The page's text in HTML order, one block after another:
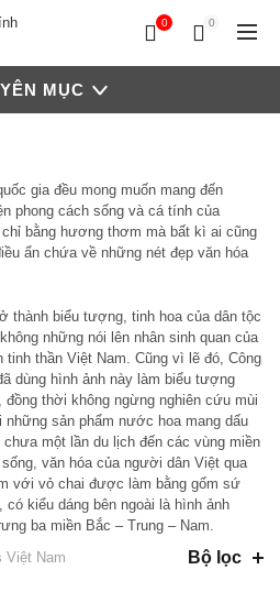
0 0
MỤC
gia đều mong muốn mang đến
phong cách sống và cá tính của
bằng hương thơm mà bất kì ai cũng
ẩn chứa về những nét đẹp văn hóa
thành biểu tượng, tinh hoa của dân tộc
những nói lên nhân sinh quan của
thần Việt Nam. Cũng vì lẽ đó, Công
dùng hình ảnh này làm biểu tượng
thời không ngừng nghiên cứu mùi
sản phẩm nước hoa mang dấu
một lần du lịch đến các vùng miền
văn hóa của người dân Việt qua
với vỏ chai được làm bằng gốm sứ
kiểu dáng bên ngoài là hình ảnh
ba miền Bắc – Trung – Nam.
Việt Nam Bộ lọc